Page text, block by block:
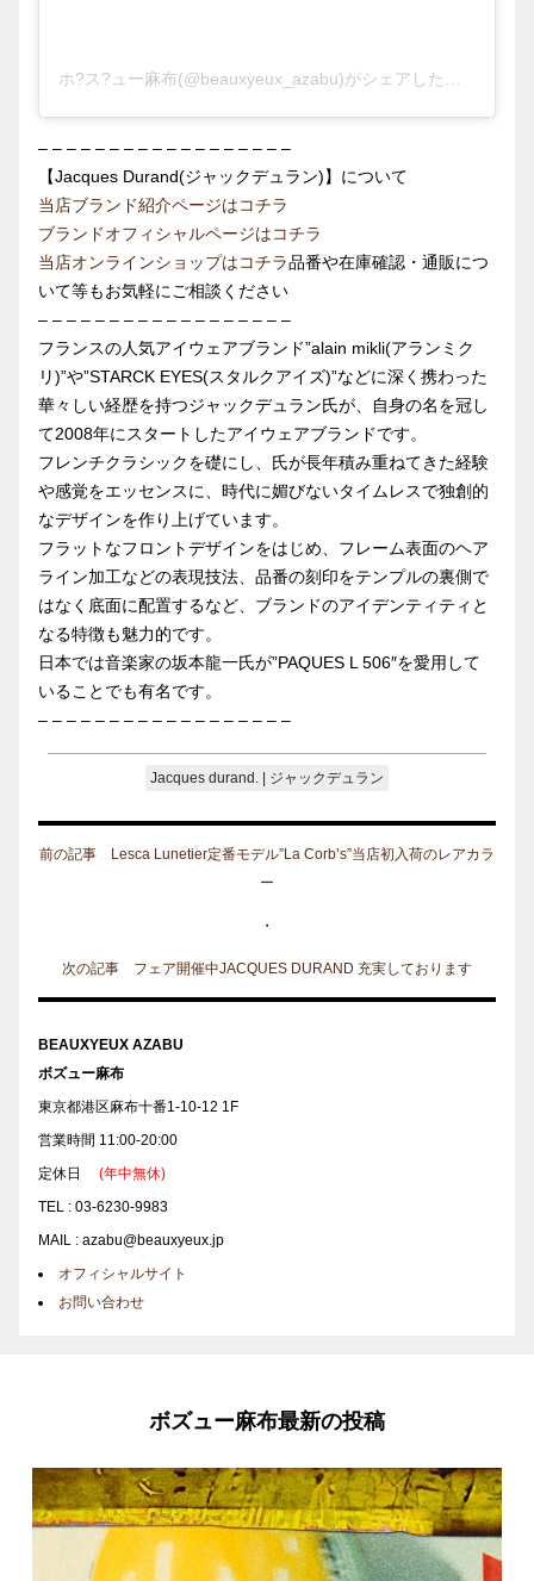
– – – – – – – – – – – – – – – – – –
【Jacques Durand(ジャックデュラン)】について
当店ブランド紹介ページはコチラ
ブランドオフィシャルページはコチラ
当店オンラインショップはコチラ品番や在庫確認・通販につ
いて等もお気軽にご相談ください
– – – – – – – – – – – – – – – – – –
フランスの人気アイウェアブランド”alain mikli(アランミク
リ)”や”STARCK EYES(スタルクアイズ)”などに深く携わった
華々しい経歴を持つジャックデュラン氏が、自身の名を冠し
て2008年にスタートしたアイウェアブランドです。
フレンチクラシックを礎にし、氏が長年積み重ねてきた経験
や感覚をエッセンスに、時代に媚びないタイムレスで独創的
なデザインを作り上げています。
フラットなフロントデザインをはじめ、フレーム表面のヘア
ライン加工などの表現技法、品番の刻印をテンプルの裏側で
はなく底面に配置するなど、ブランドのアイデンティティと
なる特徴も魅力的です。
日本では音楽家の坂本龍一氏が”PAQUES L 506″を愛用して
いることでも有名です。
– – – – – – – – – – – – – – – – – –
Jacques durand. | ジャックデュラン
前の記事 Lesca Lunetier定番モデル”La Corb’s”当店初入荷のレアカラ
ー
・
次の記事 フェア開催中JACQUES DURAND 充実しております
BEAUXYEUX AZABU
ボズュー麻布
東京都港区麻布十番1-10-12 1F
営業時間 11:00-20:00
定休日
(年中無休)
TEL : 03-6230-9983
MAIL : azabu@beauxyeux.jp
オフィシャルサイト
お問い合わせ
ボズュー麻布最新の投稿